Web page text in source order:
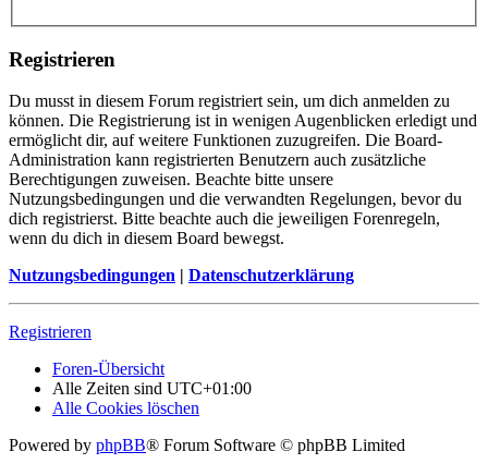
Registrieren
Du musst in diesem Forum registriert sein, um dich anmelden zu
können. Die Registrierung ist in wenigen Augenblicken erledigt und
ermöglicht dir, auf weitere Funktionen zuzugreifen. Die Board-
Administration kann registrierten Benutzern auch zusätzliche
Berechtigungen zuweisen. Beachte bitte unsere
Nutzungsbedingungen und die verwandten Regelungen, bevor du
dich registrierst. Bitte beachte auch die jeweiligen Forenregeln,
wenn du dich in diesem Board bewegst.
Nutzungsbedingungen | Datenschutzerklärung
Registrieren
Foren-Übersicht
Alle Zeiten sind UTC+01:00
Alle Cookies löschen
Powered by phpBB® Forum Software © phpBB Limited